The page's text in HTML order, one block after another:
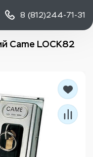
8 (812)244-71-31
Came LOCK82